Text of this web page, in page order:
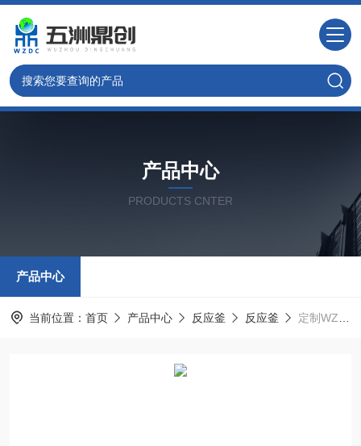
产品中心
PRODUCTS CNTER
产品中心
当前位置： 首页 产品中心 反应釜 反应釜 定制WZC100 多功能可靠反应釜